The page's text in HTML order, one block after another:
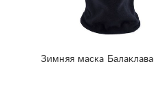
Зимняя маска Балаклава